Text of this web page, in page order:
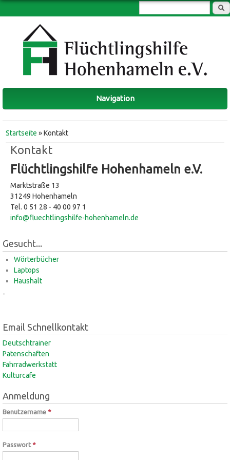
Suchformular
Navigation
Sie sind hier
Startseite » Kontakt
Kontakt
Flüchtlingshilfe Hohenhameln e.V.
Marktstraße 13
31249 Hohenhameln
Tel. 0 51 28 - 40 00 97 1
info@fluechtlingshilfe-hohenhameln.de
Gesucht...
Wörterbücher
Laptops
Haushalt
-
Email Schnellkontakt
Deutschtrainer
Patenschaften
Fahrradwerkstatt
Kulturcafe
Anmeldung
Benutzername *
Passwort*